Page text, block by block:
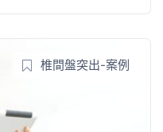
椎間盤突出-案例